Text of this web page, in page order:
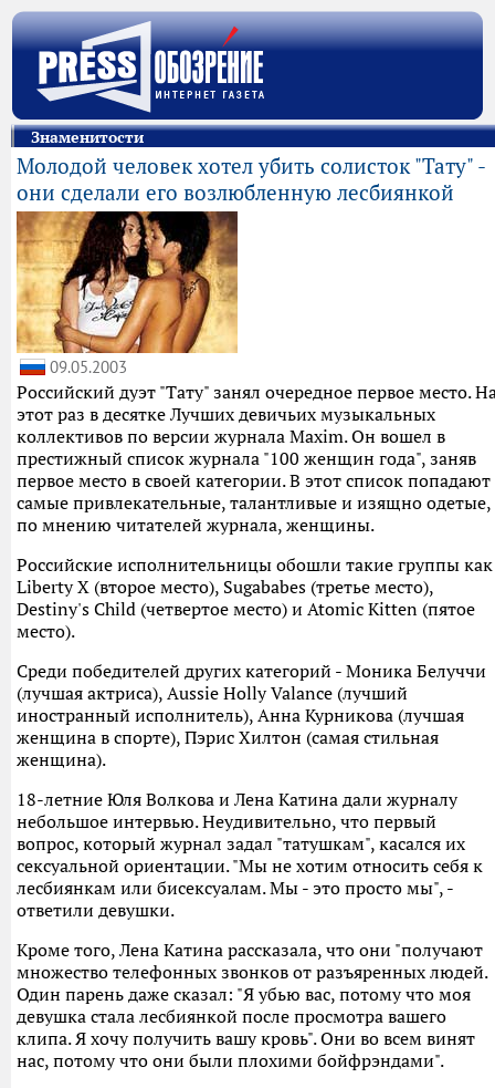
Знаменитости
Молодой человек хотел убить солисток "Тату" -
они сделали его возлюбленную лесбиянкой
09.05.2003
Российский дуэт "Тату" занял очередное первое место.
этот раз в десятке Лучших девичьих музыкальных
коллективов по версии журнала Maxim. Он вошел в
престижный список журнала "100 женщин года", заняв
первое место в своей категории. В этот список попадают
самые привлекательные, талантливые и изящно одетые,
по мнению читателей журнала, женщины.
Российские исполнительницы обошли такие группы как
Liberty X (второе место), Sugababes (третье место),
Destiny's Child (четвертое место) и Atomic Kitten (пятое
место).
Среди победителей других категорий - Моника Белуччи
(лучшая актриса), Aussie Holly Valance (лучший
иностранный исполнитель), Анна Курникова (лучшая
женщина в спорте), Пэрис Хилтон (самая стильная
женщина).
18-летние Юля Волкова и Лена Катина дали журналу
небольшое интервью. Неудивительно, что первый
вопрос, который журнал задал "татушкам", касался их
сексуальной ориентации. "Мы не хотим относить себя к
лесбиянкам или бисексуалам. Мы - это просто мы", -
ответили девушки.
Кроме того, Лена Катина рассказала, что они "получают
множество телефонных звонков от разъяренных людей.
Один парень даже сказал: "Я убью вас, потому что моя
девушка стала лесбиянкой после просмотра вашего
клипа. Я хочу получить вашу кровь". Они во всем винят
нас, потому что они были плохими бойфрэндами".